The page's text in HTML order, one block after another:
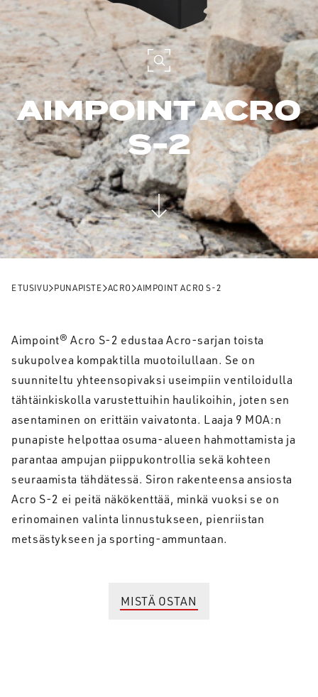
AIMPOINT ACRO
S-2
ETUSIVU PUNAPISTE ACRO AIMPOINT ACRO S-2
Aimpoint® Acro S-2 edustaa Acro-sarjan toista
sukupolvea kompaktilla muotoilullaan. Se on
suunniteltu yhteensopivaksi useimpiin ventiloidulla
tähtäinkiskolla varustettuihin haulikoihin, joten sen
asentaminen on erittäin vaivatonta. Laaja 9 MOA:n
punapiste helpottaa osuma-alueen hahmottamista ja
parantaa ampujan piippukontrollia sekä kohteen
seuraamista tähdätessä. Siron rakenteensa ansiosta
Acro S-2 ei peitä näkökenttää, minkä vuoksi se on
erinomainen valinta linnustukseen, pienriistan
metsästykseen ja sporting-ammuntaan.
MISTÄ OSTAN